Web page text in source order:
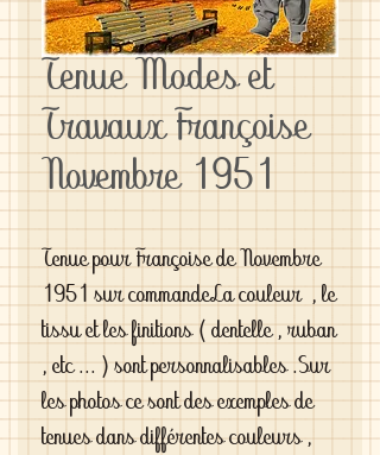
Tenue Modes et
Travaux Françoise
Novembre 1951
Tenue pour Françoise de Novembre
1951 sur commandeLa couleur  , le
tissu et les finitions ( dentelle , ruban
, etc ... ) sont personnalisables .Sur
les photos ce sont des exemples de
tenues dans différentes couleurs ,